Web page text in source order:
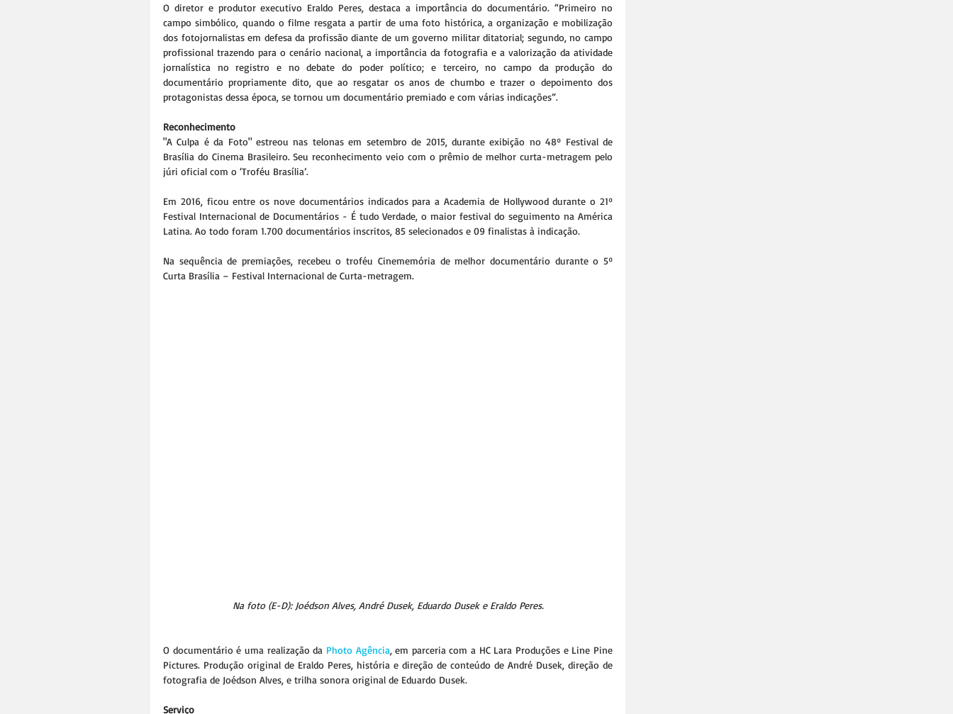
O diretor e produtor executivo Eraldo Peres, destaca a importância do documentário. “Primeiro no
campo simbólico, quando o filme resgata a partir de uma foto histórica, a organização e mobilização
dos fotojornalistas em defesa da profissão diante de um governo militar ditatorial; segundo, no campo
profissional trazendo para o cenário nacional, a importância da fotografia e a valorização da atividade
jornalística no registro e no debate do poder político; e terceiro, no campo da produção do
documentário propriamente dito, que ao resgatar os anos de chumbo e trazer o depoimento dos
protagonistas dessa época, se tornou um documentário premiado e com várias indicações”.
Reconhecimento
"A Culpa é da Foto" estreou nas telonas em setembro de 2015, durante exibição no 48º Festival de
Brasília do Cinema Brasileiro. Seu reconhecimento veio com o prêmio de melhor curta-metragem pelo
júri oficial com o ‘Troféu Brasília’.
Em 2016, ficou entre os nove documentários indicados para a Academia de Hollywood durante o 21º
Festival Internacional de Documentários - É tudo Verdade, o maior festival do seguimento na América
Latina. Ao todo foram 1.700 documentários inscritos, 85 selecionados e 09 finalistas à indicação.
Na sequência de premiações, recebeu o troféu Cinememória de melhor documentário durante o 5º
Curta Brasília – Festival Internacional de Curta-metragem.
Na foto (E-D): Joédson Alves, André Dusek, Eduardo Dusek e Eraldo Peres.
O documentário é uma realização da Photo Agência, em parceria com a HC Lara Produções e Line Pine
Pictures. Produção original de Eraldo Peres, história e direção de conteúdo de André Dusek, direção de
fotografia de Joédson Alves, e trilha sonora original de Eduardo Dusek.
Serviço